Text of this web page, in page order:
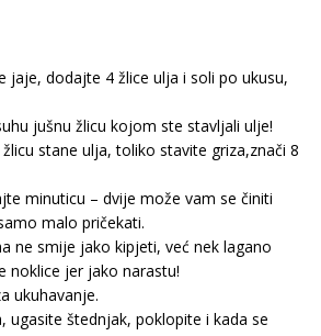
jaje, dodajte 4 žlice ulja i soli po ukusu,
jušnu žlicu kojom ste stavljali ulje!
stane ulja, toliko stavite griza,znači 8
minuticu – dvije može vam se činiti
malo pričekati.
ne smije jako kipjeti, već nek lagano
noklice jer jako narastu!
ukuhavanje.
ugasite štednjak, poklopite i kada se